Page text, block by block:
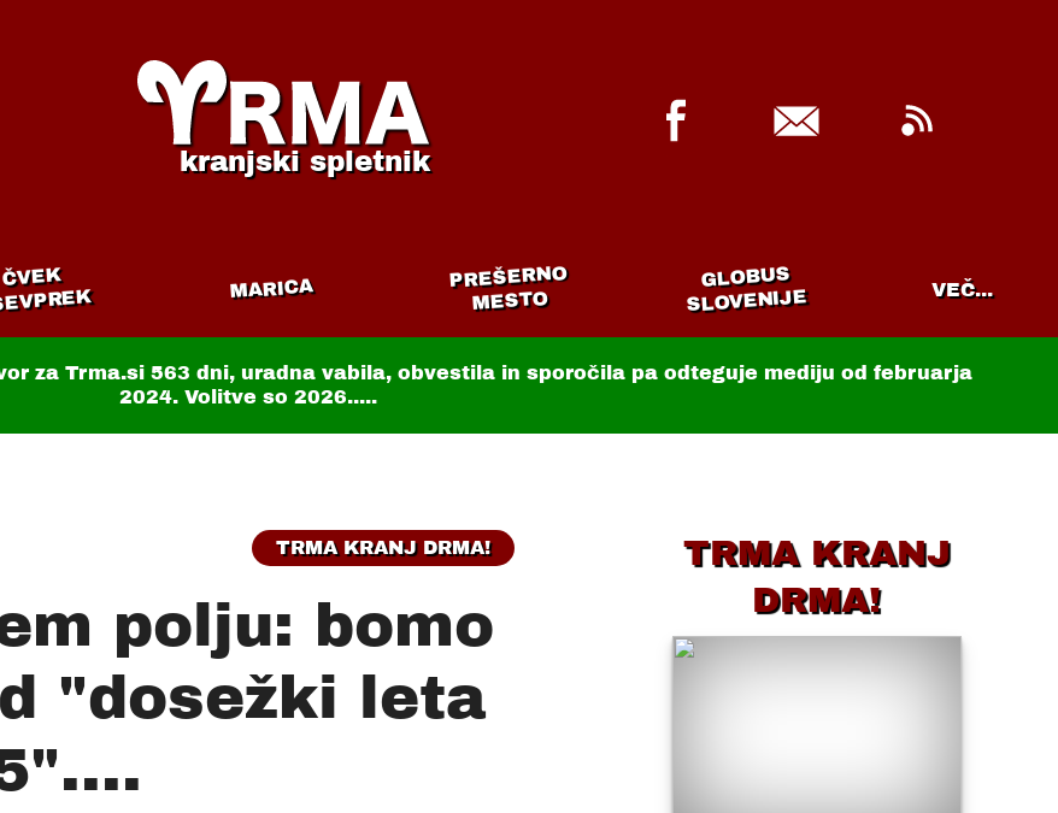
kranjski spletnik
ČVEK MARICA PREŠERNO
MESTO
GLOBUS
SLOVENIJE VEČ...
za Trma.si 563 dni, uradna vabila, obvestila in sporočila pa odteguje mediju od februarja
2024. Volitve so 2026.....
TRMA KRANJ DRMA!
polju: bomo
"dosežki leta
TRMA KRANJ
DRMA!